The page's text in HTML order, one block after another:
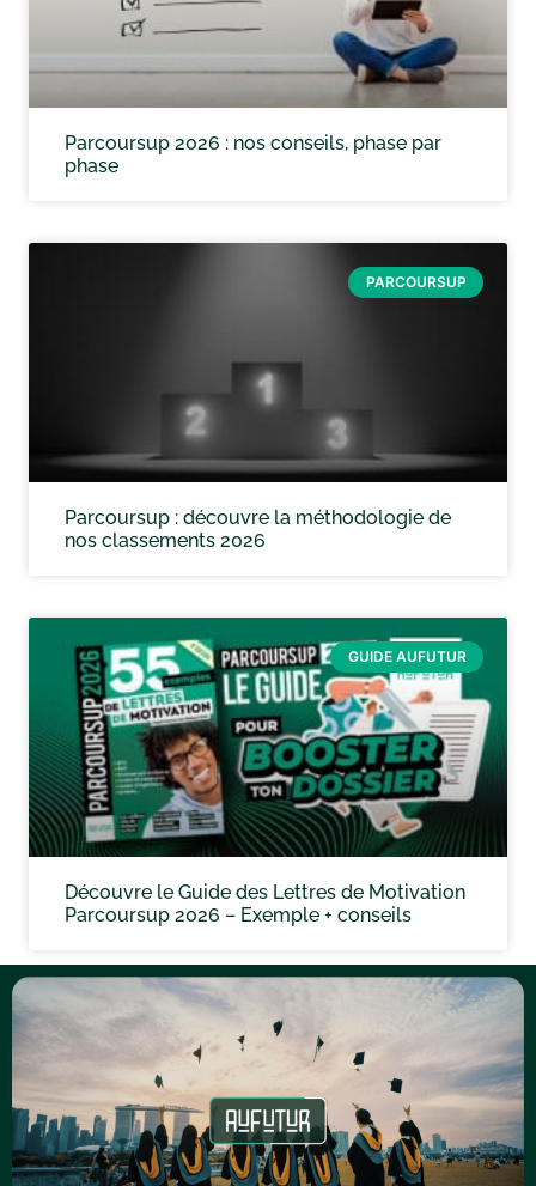
Parcoursup 2026 : nos conseils, phase par
phase
PARCOURSUP
Parcoursup : découvre la méthodologie de
nos classements 2026
GUIDE AUFUTUR
Découvre le Guide des Lettres de Motivation
Parcoursup 2026 – Exemple + conseils